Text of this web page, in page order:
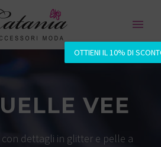
OTTIENI IL 10% DI
VEE
dettagli in glitter e pelle a